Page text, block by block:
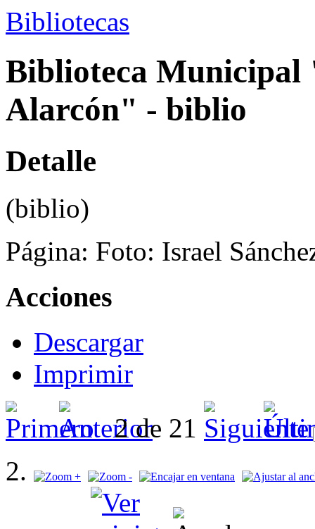
Bibliotecas
Biblioteca Municipal
Alarcón" - biblio
Detalle
(biblio)
Página: Foto: Israel
Acciones
Descargar
Imprimir
2 de 21